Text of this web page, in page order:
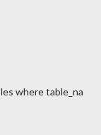
where table_na